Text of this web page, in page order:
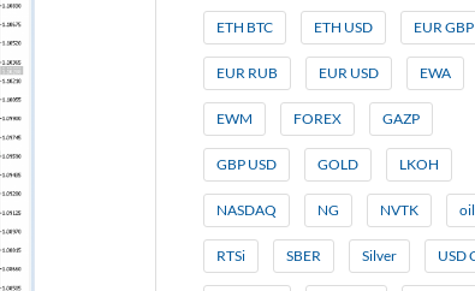
ETH BTC ETH USD EUR GBP
EUR RUB EUR USD EWA
EWM FOREX GAZP
GBP USD GOLD LKOH
NASDAQ NG NVTK oil
RTSi SBER Silver USD